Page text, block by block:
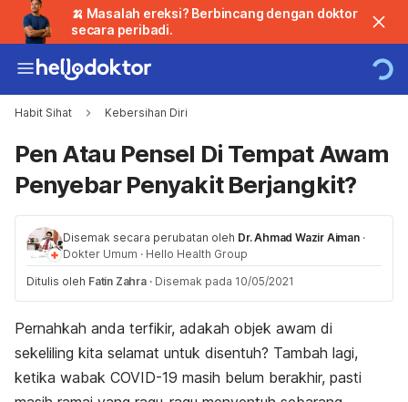
🍌 Masalah ereksi? Berbincang dengan doktor
secara peribadi.
Habit Sihat Kebersihan Diri
Pen Atau Pensel Di Tempat Awam
Penyebar Penyakit Berjangkit?
Disemak secara perubatan oleh Dr. Ahmad Wazir Aiman ·
Dokter Umum · Hello Health Group
Ditulis oleh Fatin Zahra · Disemak pada 10/05/2021
Pernahkah anda terfikir, adakah objek awam di
sekeliling kita selamat untuk disentuh? Tambah lagi,
ketika wabak COVID-19 masih belum berakhir, pasti